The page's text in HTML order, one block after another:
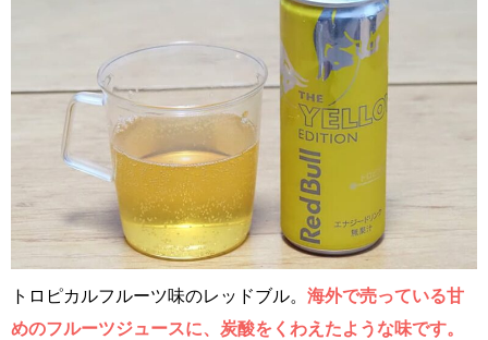
トロピカルフルーツ味のレッドブル。 海外で売っている甘
めのフルーツジュースに、炭酸をくわえたような味です。